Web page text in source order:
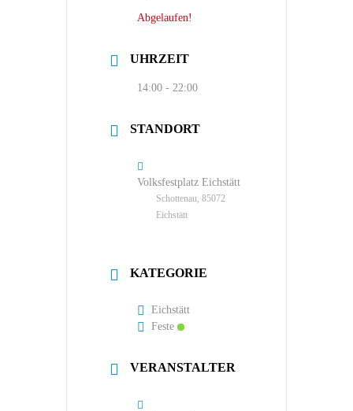
Abgelaufen!
UHRZEIT
14:00 - 22:00
STANDORT
Volksfestplatz Eichstätt
Schottenau, 85072
Eichstätt
KATEGORIE
Eichstätt
Feste
VERANSTALTER